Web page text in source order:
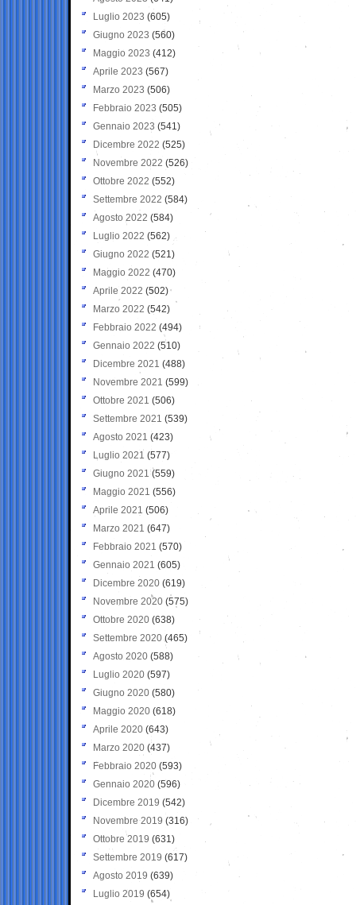
Luglio 2023 (605)
Giugno 2023 (560)
Maggio 2023 (412)
Aprile 2023 (567)
Marzo 2023 (506)
Febbraio 2023 (505)
Gennaio 2023 (541)
Dicembre 2022 (525)
Novembre 2022 (526)
Ottobre 2022 (552)
Settembre 2022 (584)
Agosto 2022 (584)
Luglio 2022 (562)
Giugno 2022 (521)
Maggio 2022 (470)
Aprile 2022 (502)
Marzo 2022 (542)
Febbraio 2022 (494)
Gennaio 2022 (510)
Dicembre 2021 (488)
Novembre 2021 (599)
Ottobre 2021 (506)
Settembre 2021 (539)
Agosto 2021 (423)
Luglio 2021 (577)
Giugno 2021(559)
Maggio 2021 (556)
Aprile 2021 (506)
Marzo 2021 (647)
Febbraio 2021 (570)
Gennaio 2021 (605)
Dicembre 2020 (619)
Novembre 2020 (575)
Ottobre 2020 (638)
Settembre 2020(465)
Agosto 2020 (588)
Luglio 2020 (597)
Giugno 2020 (580)
Maggio 2020 (618)
Aprile 2020 (643)
Marzo 2020 (437)
Febbraio 2020 (593)
Gennaio 2020 (596)
Dicembre 2019 (542)
Novembre 2019 (316)
Ottobre 2019 (631)
Settembre 2019 (617)
Agosto 2019 (639)
Luglio 2019 (654)